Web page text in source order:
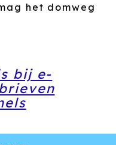
het domweg
bij e-